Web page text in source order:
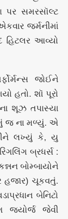
પર સમરસૉલ્ટ
જર્મનીમાં
હિટલર આવ્યો
જોઈને
હતો. શૉ પૂરો
શૂઝ તપાસ્યા
જ ના મળ્યું. એ
લખ્યું કે, યુ
બ્રધર્સ :
બોમ્બાયોને
હજાર) ચૂકવતું.
બેનિટો
જ્યોર્જ જેવી